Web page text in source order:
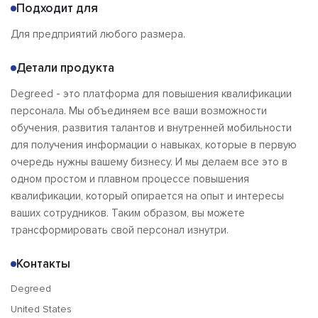
Подходит для
Для предприятий любого размера.
Детали продукта
Degreed - это платформа для повышения квалификации
персонала. Мы объединяем все ваши возможности
обучения, развития талантов и внутренней мобильности
для получения информации о навыках, которые в первую
очередь нужны вашему бизнесу. И мы делаем все это в
одном простом и плавном процессе повышения
квалификации, который опирается на опыт и интересы
ваших сотрудников. Таким образом, вы можете
трансформировать свой персонал изнутри.
Контакты
Degreed
United States